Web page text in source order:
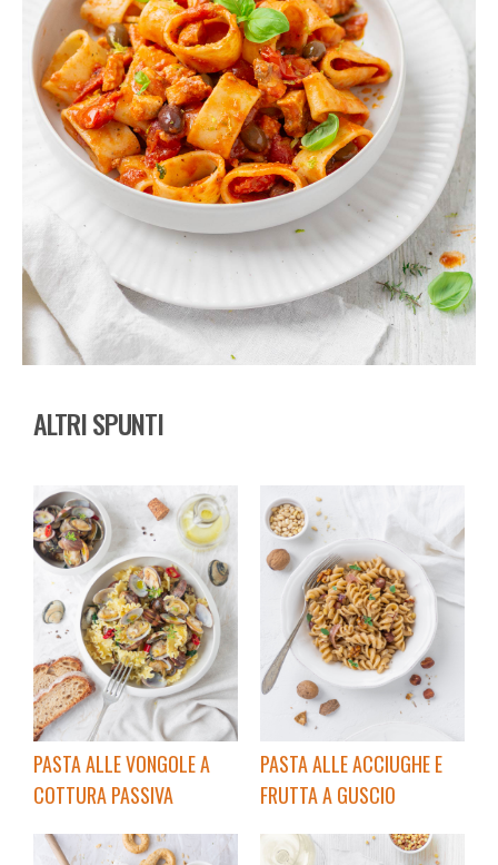
ALTRI SPUNTI
PASTA ALLE VONGOLE A
COTTURA PASSIVA
PASTA ALLE ACCIUGHE E
FRUTTA A GUSCIO